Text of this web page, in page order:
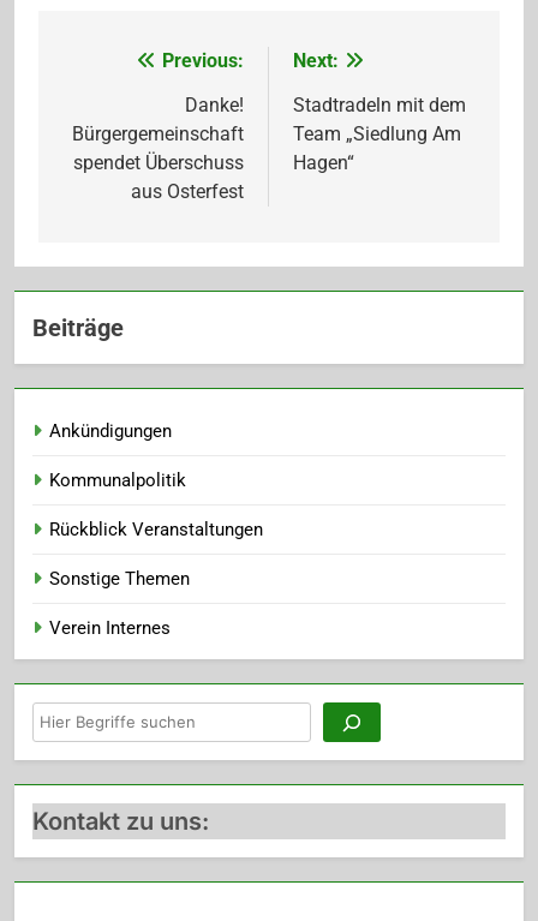
Beitragsnavigation
Previous:
Danke!
Bürgergemeinschaft
spendet Überschuss
aus Osterfest
Next:
Stadtradeln mit dem
Team „Siedlung Am
Hagen“
Beiträge
Ankündigungen
Kommunalpolitik
Rückblick Veranstaltungen
Sonstige Themen
Verein Internes
Suchen
Kontakt zu uns: